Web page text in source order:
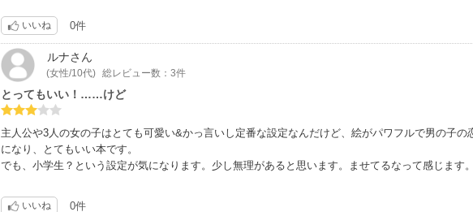
いいね 0件
ルナさん
(女性/10代) 総レビュー数：3件
とってもいい！……けど
主人公や3人の女の子はとても可愛い&かっ言いし定番な設定なんだけど、絵がパワフルで男の子の
になり、とてもいい本です。
でも、小学生？という設定が気になります。少し無理があると思います。ませてるなって感じます。
いいね 0件